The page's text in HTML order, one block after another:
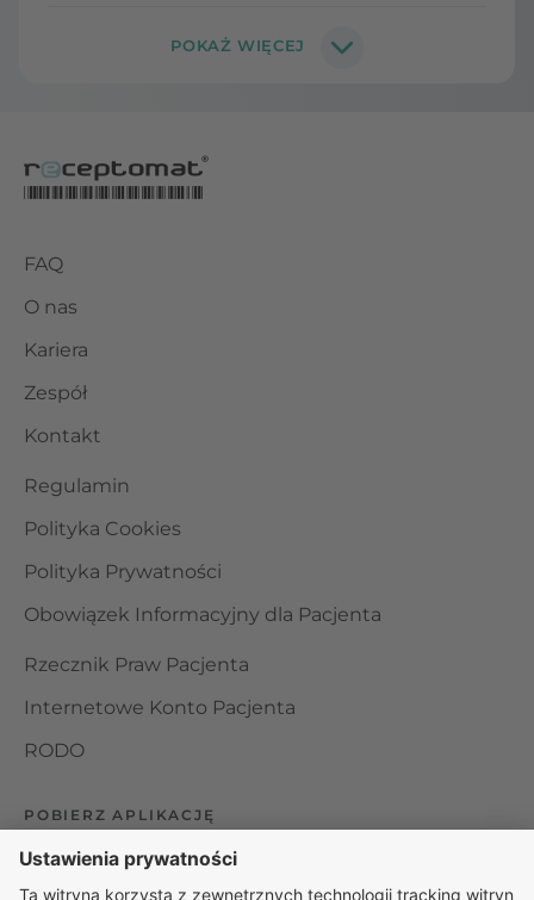
FAQ
O nas
Kariera
Zespół
Kontakt
Regulamin
Polityka Cookies
Polityka Prywatności
Obowiązek Informacyjny dla Pacjenta
Rzecznik Praw Pacjenta
Internetowe Konto Pacjenta
RODO
POBIERZ APLIKACJĘ